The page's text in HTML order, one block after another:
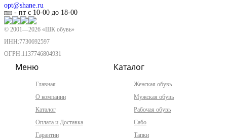
opt@shane.ru
пн - пт с 10-00 до 18-00
© 2001—2026 «ШК обувь»
ИНН:7730692597
ОГРН:1137746804931
Меню
Главная
О компании
Каталог
Оплата и Доставка
Гарантии
Каталог
Женская обувь
Мужская обувь
Рабочая обувь
Сабо
Тапки